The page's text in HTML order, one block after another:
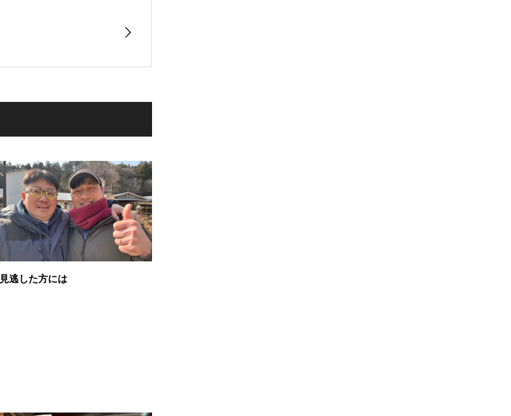
見逃した方には